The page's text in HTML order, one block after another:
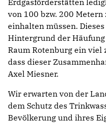
Erdgasförderstätten
von 100 bzw. 200
einhalten müssen.
Hintergrund der
Raum Rotenburg ein viel
dass dieser
Axel Miesner.
Wir erwarten von der
dem Schutz des
Bevölkerung und ihres